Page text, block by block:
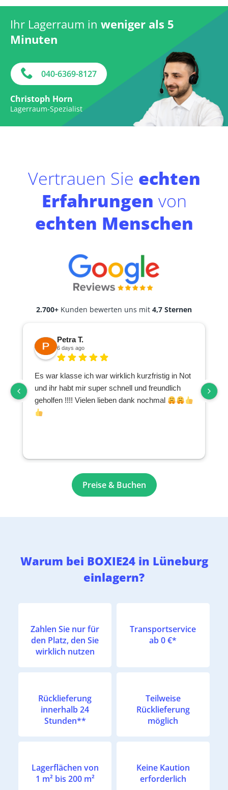
Ihr Lagerraum in weniger als 5
Minuten
040-6369-8127
Christoph Horn
Lagerraum-Spezialist
Vertrauen Sie echten
Erfahrungen von
echten Menschen
2.700+ Kunden bewerten uns mit 4,7 Sternen
Petra T.
6 days ago
Es war klasse ich war wirklich kurzfristig in Not
und ihr habt mir super schnell und freundlich
geholfen !!!! Vielen lieben dank nochmal
Preise & Buchen
Warum bei BOXIE24 in Lüneburg
einlagern?
Zahlen Sie nur für
den Platz, den Sie
wirklich nutzen
Transportservice
ab 0 €*
Rücklieferung
innerhalb 24
Stunden**
Teilweise
Rücklieferung
möglich
Lagerflächen von
1 m² bis 200 m²
Keine Kaution
erforderlich